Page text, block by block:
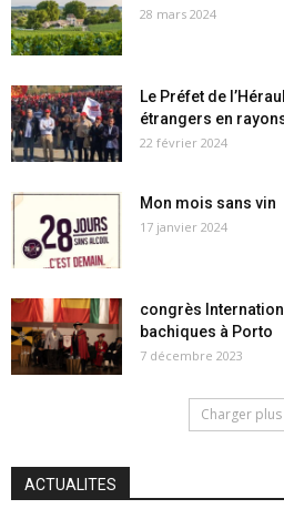
28 mars 2024
Le Préfet de
étrangers en
22 février 2024
Mon mois sans vin
17 janvier 2024
congrès
bachiques à Porto
7 décembre 2023
Charger plus
ACTUALITES